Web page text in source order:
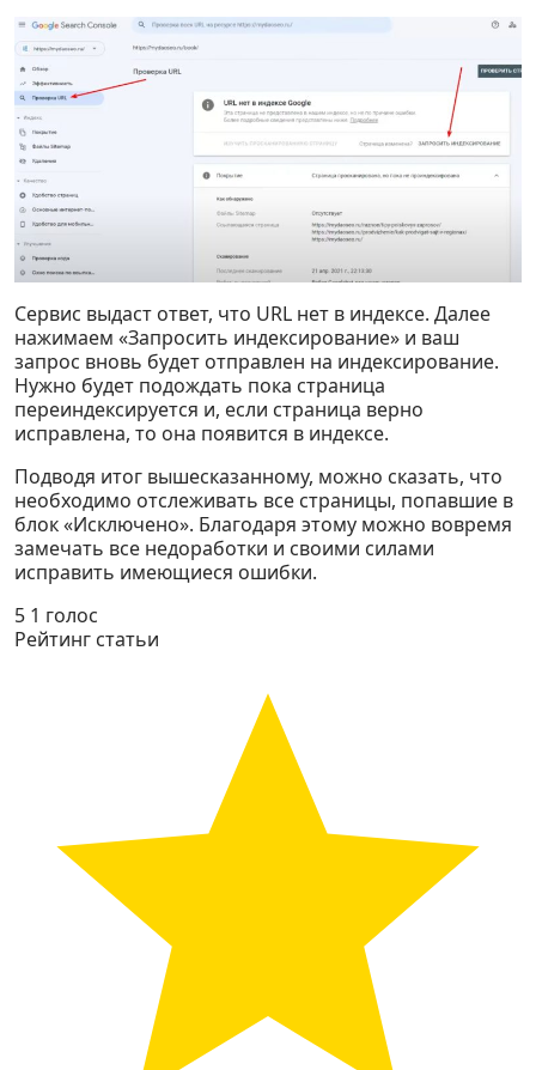
Сервис выдаст ответ, что URL нет в индексе. Далее
нажимаем «Запросить индексирование» и ваш
запрос вновь будет отправлен на индексирование.
Нужно будет подождать пока страница
переиндексируется и, если страница верно
исправлена, то она появится в индексе.
Подводя итог вышесказанному, можно сказать, что
необходимо отслеживать все страницы, попавшие в
блок «Исключено». Благодаря этому можно вовремя
замечать все недоработки и своими силами
исправить имеющиеся ошибки.
5 1 голос
Рейтинг статьи